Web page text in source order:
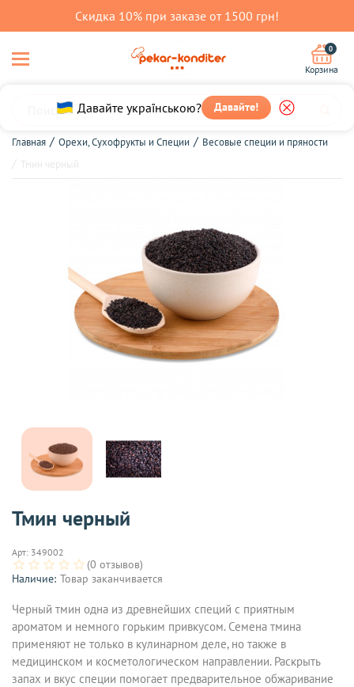
Скидка 10% при заказе от 1500 грн!
Давайте українською? Давайте!
0
Корзина
Главная Орехи, Сухофрукты и Специи
Весовые специи и пряности
Тмин черный
Арт: 349002
(0 отзывов)
Наличие: Товар заканчивается
Черный тмин одна из древнейших специй с приятным
ароматом и немного горьким привкусом. Семена тмина
применяют не только в кулинарном деле, но также в
медицинском и косметологическом направлении. Раскрыть
запах и вкус специи помогает предварительное обжаривание